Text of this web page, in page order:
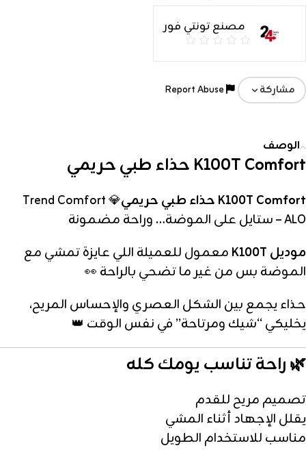
مصنع تونتي فور
مشاركة
الوصف
K100T Comfort حذاء طبي حريمي
K100T Comfort حذاء طبي حريمي
💎 Trend Comfort
ALO – ستايل على الموضة… وراحة مضمونة
موديل K100T
معمول للعميلة اللي عايزة تمشي مع
الموضة بس من غير ما تضحي بالراحة 👀
حذاء يجمع بين الشكل العصري والإحساس المريح،
يخليكي “شيك ومرتاحة” في نفس الوقت 👑
🌿 راحة تناسب يومك كله
تصميم مريح للقدم
يقلل الإجهاد أثناء المشي
مناسب للاستخدام الطويل